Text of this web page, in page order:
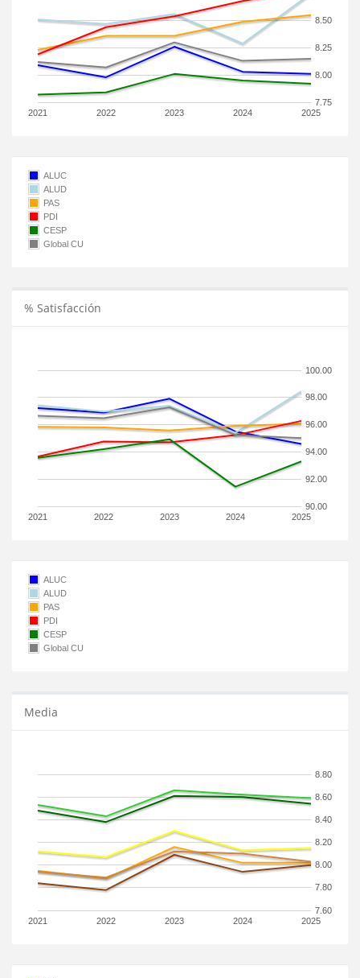
2021 2022 2023 2024 2025
7.75
8.00
8.25
8.50
ALUC
ALUD
PAS
PDI
CESP
Global CU
% Satisfacción
2021 2022 2023 2024 2025
90.00
92.00
94.00
96.00
98.00
100.00
ALUC
ALUD
PAS
PDI
CESP
Global CU
Media
2021 2022 2023 2024 2025
7.60
7.80
8.00
8.20
8.40
8.60
8.80